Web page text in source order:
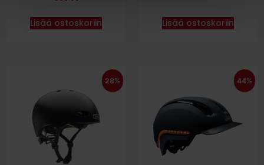
Lisää ostoskoriin Lisää ostoskoriin
28% 44%